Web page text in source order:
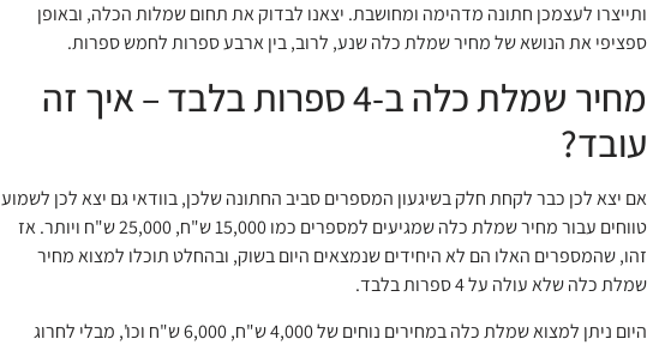
ותייצרו לעצמכן חתונה מדהימה ומחושבת. יצאנו לבדוק את תחום שמלות הכלה, ובאופן
ספציפי את הנושא של מחיר שמלת כלה שנע, לרוב, בין ארבע ספרות לחמש ספרות.
מחיר שמלת כלה ב-4 ספרות בלבד – איך זה
עובד?
אם יצא לכן כבר לקחת חלק בשיגעון המספרים סביב החתונה שלכן, בוודאי גם יצא לכן לשמוע
טווחים עבור מחיר שמלת כלה שמגיעים למספרים כמו 15,000 ש"ח, 25,000 ש"ח ויותר. אז
זהו, שהמספרים האלו הם לא היחידים שנמצאים היום בשוק, ובהחלט תוכלו למצוא מחיר
שמלת כלה שלא עולה על 4 ספרות בלבד.
היום ניתן למצוא שמלת כלה במחירים נוחים של 4,000 ש"ח, 6,000 ש"ח וכו', מבלי לחרוג